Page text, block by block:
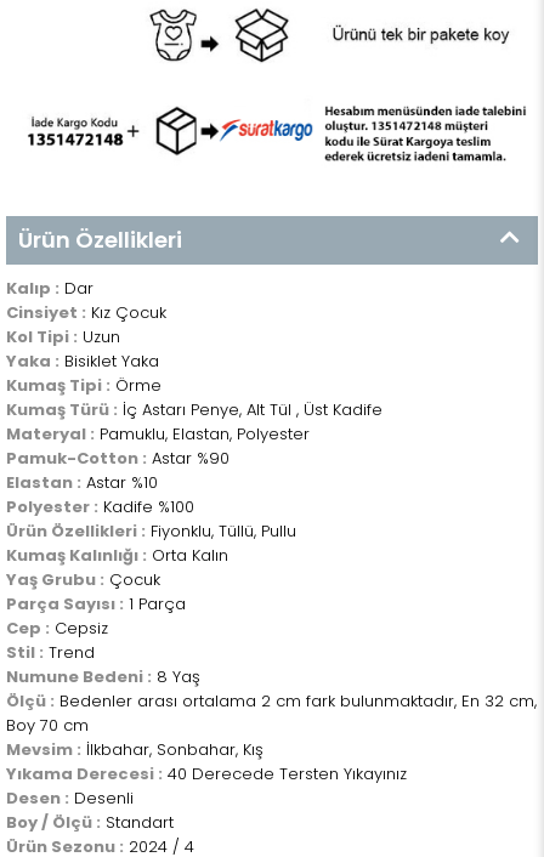
Ürün Özellikleri
Kalıp : Dar
Cinsiyet : Kız Çocuk
Kol Tipi : Uzun
Yaka : Bisiklet Yaka
Kumaş Tipi : Örme
Kumaş Türü : İç Astarı Penye, Alt Tül , Üst Kadife
Materyal : Pamuklu, Elastan, Polyester
Pamuk-Cotton : Astar %90
Elastan : Astar %10
Polyester : Kadife %100
Ürün Özellikleri : Fiyonklu, Tüllü, Pullu
Kumaş Kalınlığı : Orta Kalın
Yaş Grubu : Çocuk
Parça Sayısı : 1 Parça
Cep : Cepsiz
Stil : Trend
Numune Bedeni : 8 Yaş
Ölçü : Bedenler arası ortalama 2 cm fark bulunmaktadır, En 32 cm,
Boy 70 cm
Mevsim : İlkbahar, Sonbahar, Kış
Yıkama Derecesi : 40 Derecede Tersten Yıkayınız
Desen : Desenli
Boy / Ölçü : Standart
Ürün Sezonu : 2024 / 4